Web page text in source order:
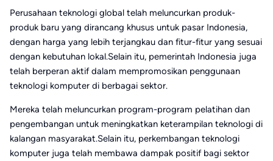
Perusahaan teknologi global telah meluncurkan produk-
produk baru yang dirancang khusus untuk pasar Indonesia,
dengan harga yang lebih terjangkau dan fitur-fitur yang sesuai
dengan kebutuhan lokal.Selain itu, pemerintah Indonesia juga
telah berperan aktif dalam mempromosikan penggunaan
teknologi komputer di berbagai sektor.
Mereka telah meluncurkan program-program pelatihan dan
pengembangan untuk meningkatkan keterampilan teknologi di
kalangan masyarakat.Selain itu, perkembangan teknologi
komputer juga telah membawa dampak positif bagi sektor